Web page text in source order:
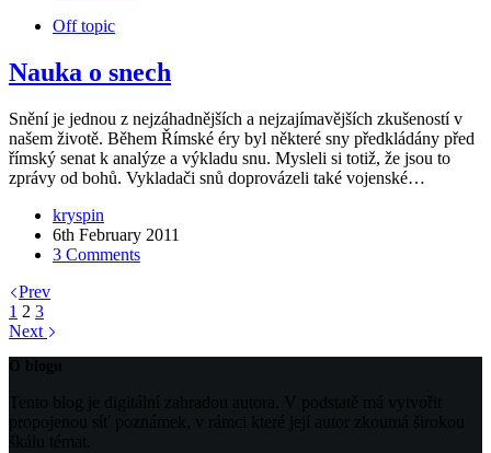
Off topic
Nauka o snech
Snění je jednou z nejzáhadnějších a nejzajímavějších zkušeností v
našem životě. Během Římské éry byl některé sny předkládány před
římský senat k analýze a výkladu snu. Mysleli si totiž, že jsou to
zprávy od bohů. Vykladači snů doprovázeli také vojenské…
kryspin
6th February 2011
3 Comments
Prev
1 2 3
Next
O blogu
Tento blog je digitální zahradou autora. V podstatě má vytvořit
propojenou síť poznámek, v rámci které její autor zkoumá širokou
škálu témat.